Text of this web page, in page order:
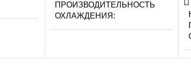
ПРОИЗВОДИТЕЛЬНОСТЬ
ОХЛАЖДЕНИЯ